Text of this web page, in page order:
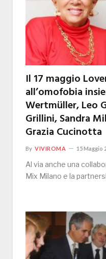
Il 17 maggio
all’omofobia
Wertmüller, Leo
Grillini, Sandra
Grazia Cucinotta
By VIVIROMA 15 Maggio
Al via anche una
Mix Milano e la